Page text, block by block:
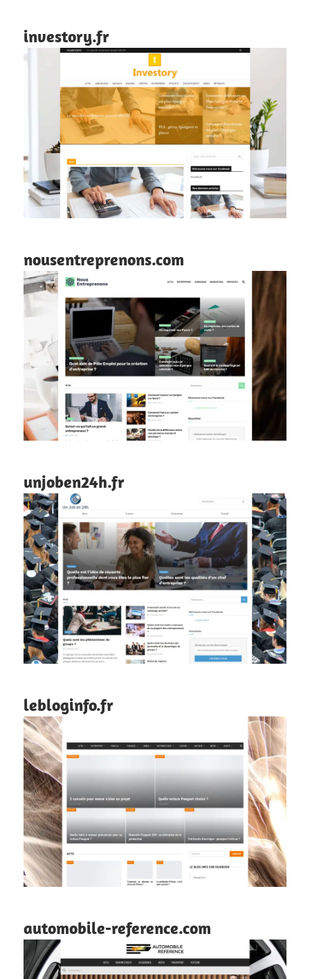
investory.fr
nousentreprenons.com
unjoben24h.fr
lebloginfo.fr
automobile-reference.com